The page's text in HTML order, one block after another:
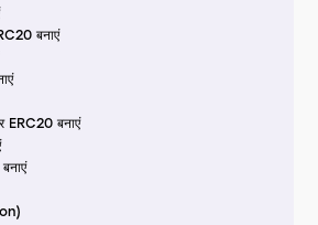
बनाएं
बनाएं